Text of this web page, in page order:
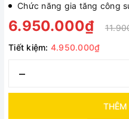
Chức năng gia tăng công
6.950.000₫
Tiết kiệm: 4.950.000₫
–
THÊM